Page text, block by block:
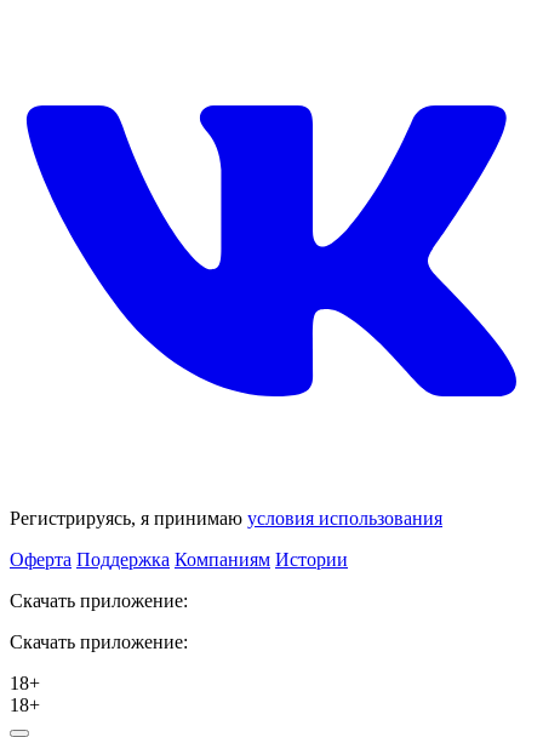
Регистрируясь, я принимаю условия использования
Оферта Поддержка Компаниям Истории
Скачать приложение:
Скачать приложение:
18+
18+